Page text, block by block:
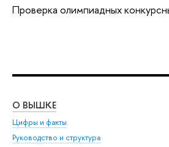
Проверка олимпиадных
О ВЫШКЕ
Цифры и факты
Руководство и структура